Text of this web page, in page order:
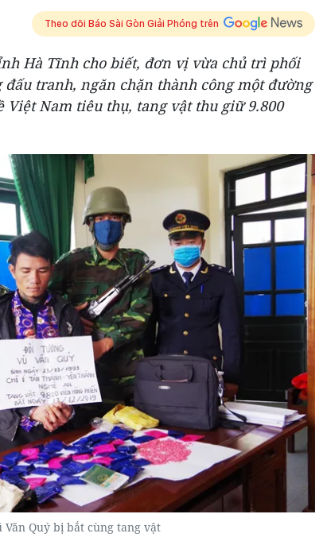
Theo dõi Báo Sài Gòn Giải Phóng trên
Hà Tĩnh cho biết, đơn vị vừa chủ trì phối
tranh, ngăn chặn thành công một đường
Việt Nam tiêu thụ, tang vật thu giữ 9.800
Quý bị bắt cùng tang vật